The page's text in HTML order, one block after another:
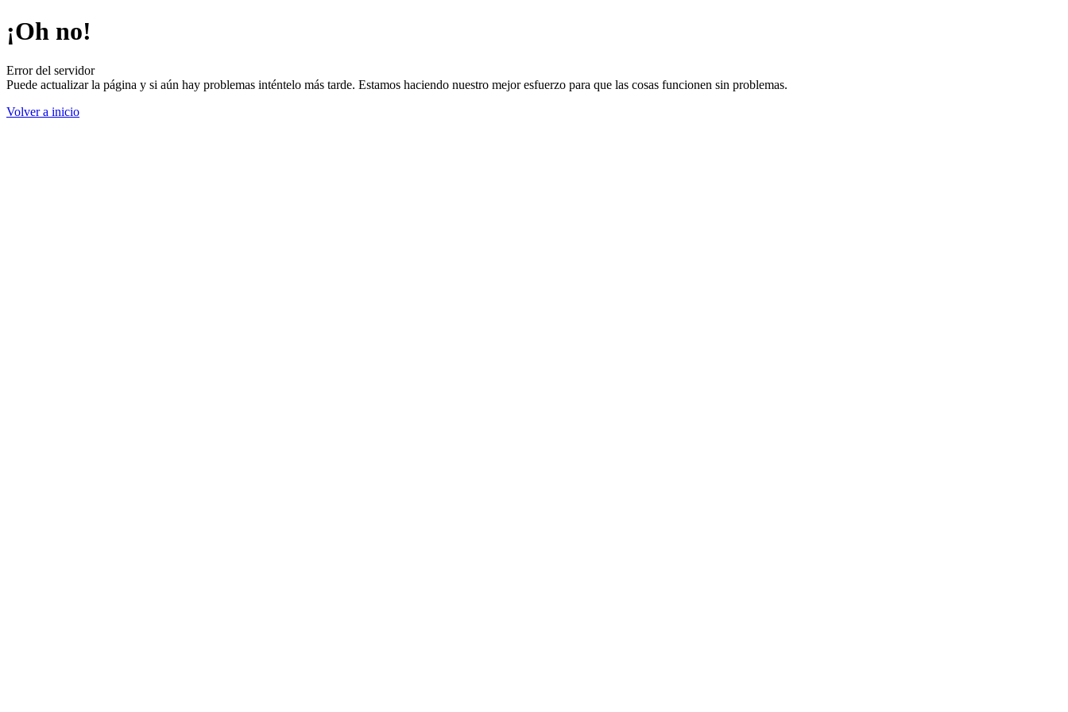
¡Oh no!
Error del servidor
Puede actualizar la página y si aún hay problemas inténtelo más tarde. Estamos haciendo nuestro mejor esfuerzo para que las cosas funcionen sin problemas.
Volver a inicio